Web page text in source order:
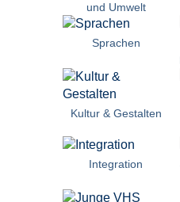
und Umwelt
Sprachen
Kultur & Gestalten
Integration